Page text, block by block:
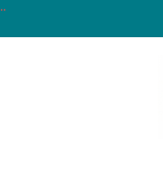
un mercado donde Xiaomi alerta por no mejorar ventas